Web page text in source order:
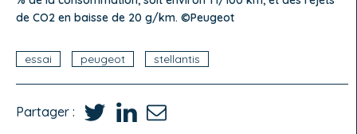
de CO2 en baisse de 20 g/km. ©Peugeot
essai peugeot stellantis
Partager :